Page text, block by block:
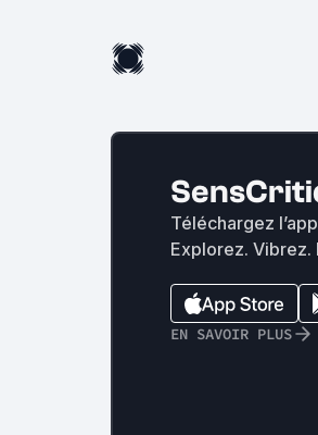
Téléchargez
Explorez. Vibrez.
EN SAVOIR PLUS